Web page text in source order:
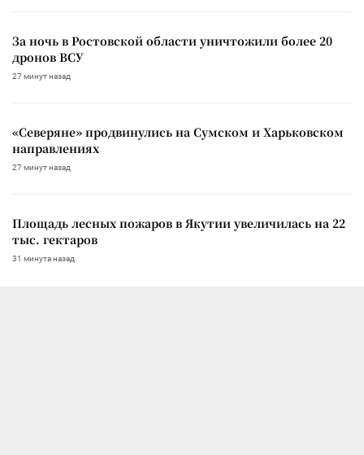
За ночь в Ростовской области уничтожили более 20
дронов ВСУ
27 минут назад
«Северяне» продвинулись на Сумском и Харьковском
направлениях
27 минут назад
Площадь лесных пожаров в Якутии увеличилась на 22
тыс. гектаров
31 минута назад